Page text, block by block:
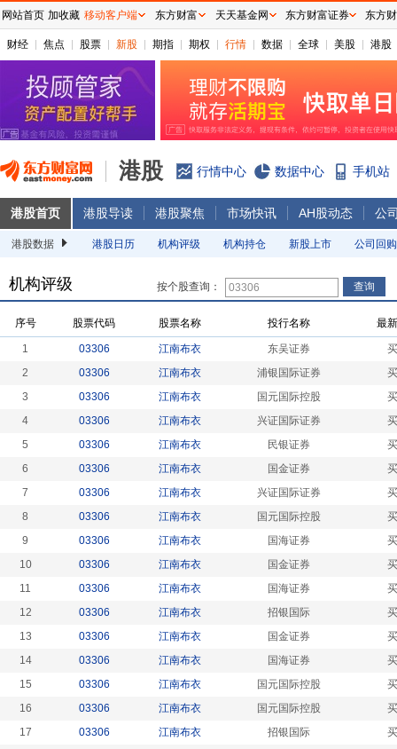
财经 焦点 股票 新股 期指 期权 行情 数据 全球 美股 港股
港股 行情中心 数据中心 手机站
港股首页 港股导读 港股聚焦 市场快讯 AH股动态 公
港股数据 港股日历 机构评级 机构持仓 新股上市 公司回购
机构评级 按个股查询：
序号 股票代码 股票名称 投行名称 最
1 03306 江南布衣 东吴证券
2
03306 江南布衣 浦银国际证券
3
03306 江南布衣 国元国际控股
4
03306 江南布衣 兴证国际证券
5
03306 江南布衣 民银证券
6
03306 江南布衣 国金证券
7
03306 江南布衣 兴证国际证券
8
03306 江南布衣 国元国际控股
9
03306 江南布衣 国海证券
10
03306 江南布衣 国金证券
11
03306 江南布衣 国海证券
12
03306 江南布衣 招银国际
13
03306 江南布衣 国金证券
14
03306 江南布衣 国海证券
15
03306 江南布衣 国元国际控股
16
03306 江南布衣 国元国际控股
17
03306 江南布衣 招银国际
网站首页 加收藏 移动客户端 东方财富 天天基金网 东方财富证券 东方